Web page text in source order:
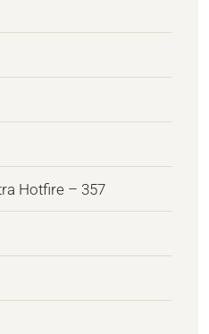
Hotfire – 357